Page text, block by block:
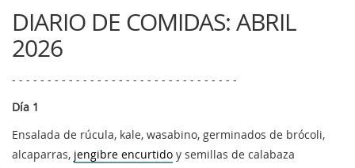
DIARIO DE COMIDAS: ABRIL
2026
- - - - - - - - - - - - - - - - - - - - - - - - - - - - - - - -
Día 1
Ensalada de rúcula, kale, wasabino, germinados de brócoli,
alcaparras, jengibre encurtido y semillas de calabaza